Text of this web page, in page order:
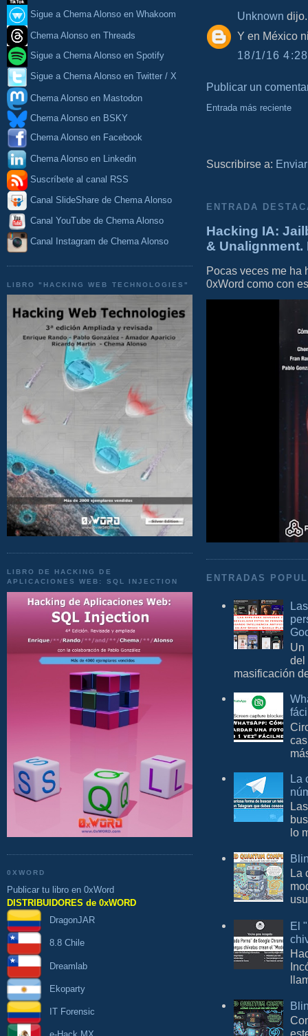
Sigue a Chema Alonso en Whakoom
Chema Alonso en Threads
Sigue a Chema Alonso en Spotify
Sigue a Chema Alonso en Twitter / X
Chema Alonso en Mastodon
Chema Alonso en BSKY
Chema Alonso en Facebook
Chema Alonso en Linkedin
Suscríbete al canal RSS
Canal SlideShare de Chema Alonso
Canal YouTube de Chema Alonso
Canal Instagram de Chema Alonso
LIBRO "HACKING WEB TECHNOLOGIES"
LIBRO DE HACKING DE
APLICACIONES WEB: SQL INJECTION
0XWORD
Publicar tu libro en 0xWord
DISTRIBUIDORES de 0xWORD
DragonJAR
8.8 Chile
Dreamlab
Ekoparty
IT Forensic
Unknown
Y en México
18/1/16
Publicar un
Entrada más reciente
Suscribirse a:
ENTRADA
Hacking IA:
&
Pocas veces me ha
0xWord como con
ENTRADAS
Un
del
masificación
La
lo
La
El